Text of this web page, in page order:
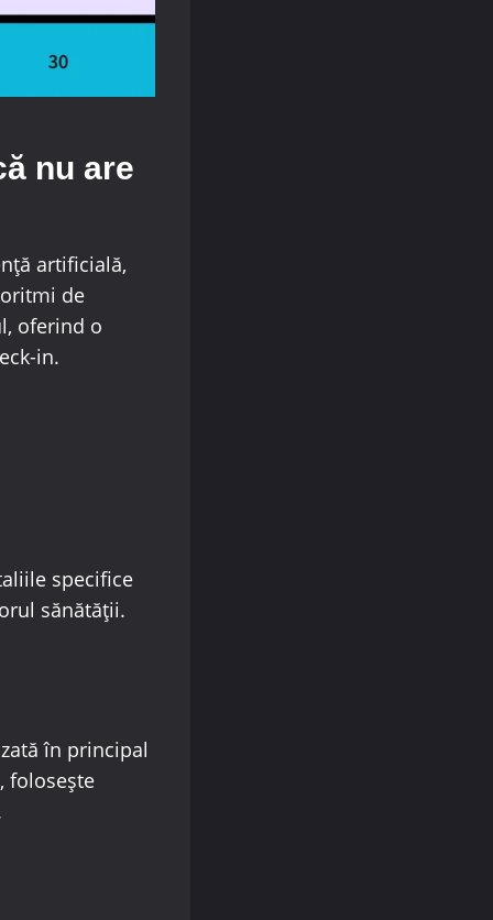
nu are
artificială,
de
oferind o
in.
specifice
sănătății.
în principal
folosește